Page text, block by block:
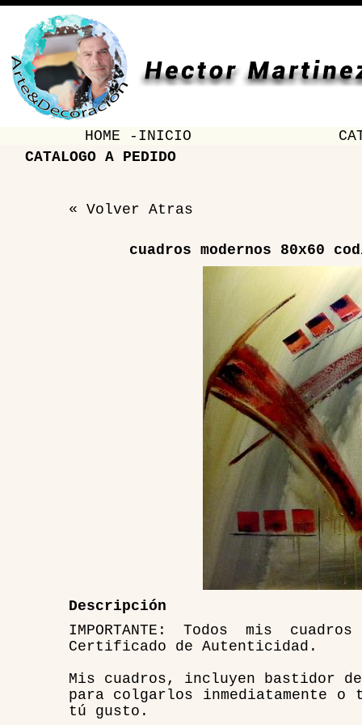
HOME -INICIO
CATALOGO A PEDIDO
« Volver Atras
cuadros modernos 80x60
Descripción
IMPORTANTE: Todos mis
Certificado de Autenticidad.
Mis cuadros, incluyen bastidor
para colgarlos inmediatamente
tú gusto.